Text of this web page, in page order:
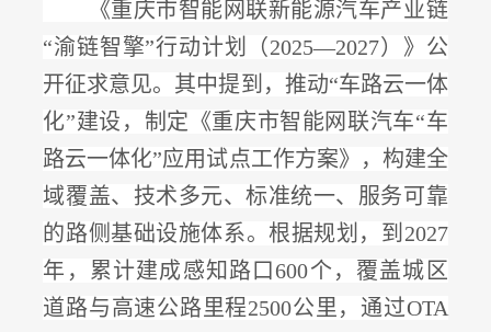
《重庆市智能网联新能源汽车产业链
“渝链智擎”行动计划（2025—2027）》公
开征求意见。其中提到， 推动“车路云一体
化”建设，制定《重庆市智能网联汽车“车
路云一体化”应用试点工作方案》 ，构建全
域覆盖、技术多元、标准统一、服务可靠
的路侧基础设施体系。根据规划，到 2027
年，累计建成感知路口600个，覆盖城区
道路与高速公路里程2500公里，通过OTA